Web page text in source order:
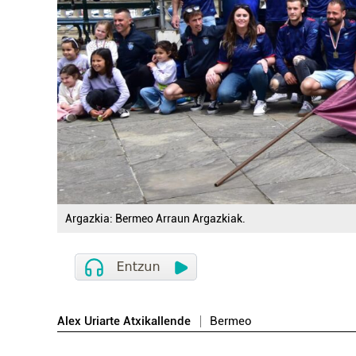
Argazkia: Bermeo Arraun Argazkiak.
Alex Uriarte Atxikallende Bermeo